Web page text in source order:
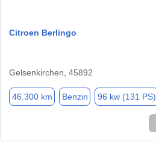
Citroen Berlingo
Gelsenkirchen, 45892
46.300 km Benzin 96 kw (131 PS)